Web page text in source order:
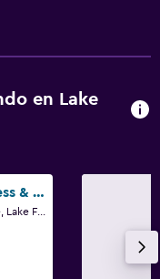
en Lake
Holiday Inn Express & Suites Lake Forest - Irvine East By IHG